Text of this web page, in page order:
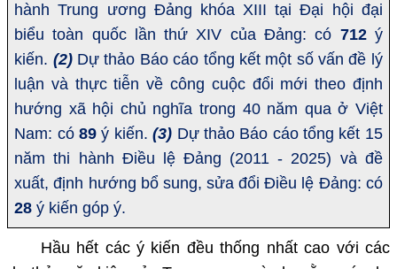
hành Trung ương Đảng khóa XIII tại Đại hội đại
biểu toàn quốc lần thứ XIV của Đảng: có 712ý
kiến. (2)Dự thảo Báo cáo tổng kết một số vấn đề lý
luận và thực tiễn về công cuộc đổi mới theo định
hướng xã hội chủ nghĩa trong 40 năm qua ở Việt
Nam: có 89ý kiến.(3) Dự thảo Báo cáo tổng kết 15
năm thi hành Điều lệ Đảng (2011 - 2025) và đề
xuất, định hướng bổ sung, sửa đổi Điều lệ Đảng: có
28ý kiến góp ý.
Hầu hết các ý kiến đều thống nhất cao với các